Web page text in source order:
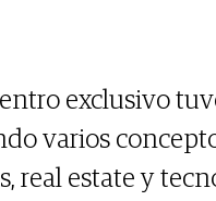
exclusivo
varios
real estate y